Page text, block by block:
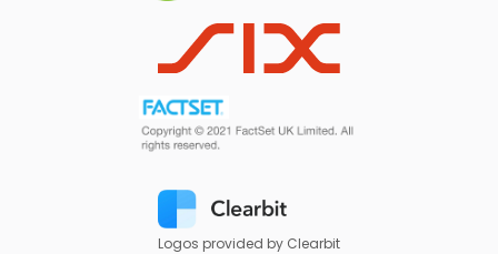
Logos provided by Clearbit